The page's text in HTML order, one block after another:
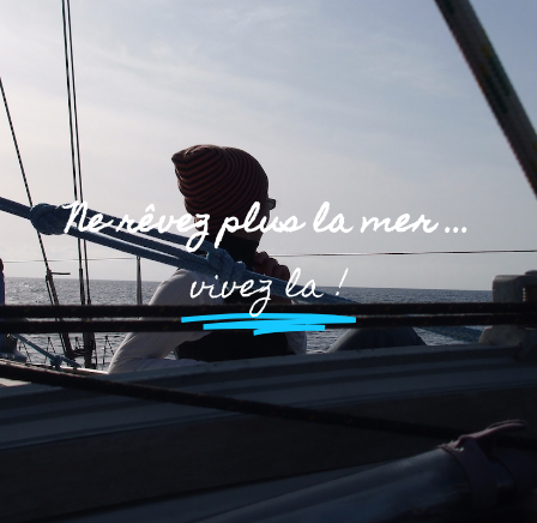
Ne rêvez plus la mer ...
vivez la !